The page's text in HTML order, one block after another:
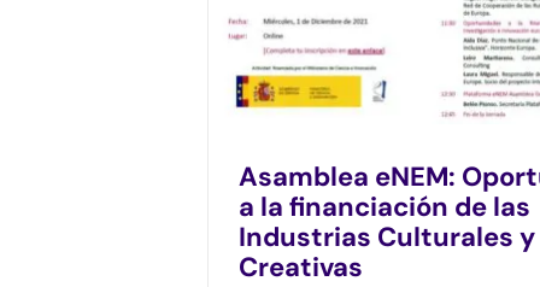
Asamblea eNEM:
a la financiación de las
Industrias Culturales y
Creativas